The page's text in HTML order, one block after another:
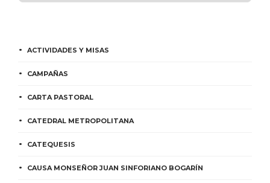
ACTIVIDADES Y MISAS
CAMPAÑAS
CARTA PASTORAL
CATEDRAL METROPOLITANA
CATEQUESIS
CAUSA MONSEÑOR JUAN SINFORIANO BOGARÍN